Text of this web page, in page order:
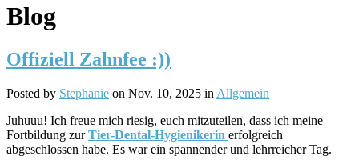
Blog
Offiziell Zahnfee :))
Posted by Stephanie on Nov. 10, 2025 in Allgemein
Juhuuu! Ich freue mich riesig, euch mitzuteilen, dass ich meine
Fortbildung zurTier-Dental-Hygienikerin erfolgreich
abgeschlossen habe. Es war ein spannender und lehrreicher Tag.